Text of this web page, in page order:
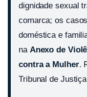
dignidade sexual
comarca; os
doméstica e
na Anexo de
contra a Mulher.
Tribunal de